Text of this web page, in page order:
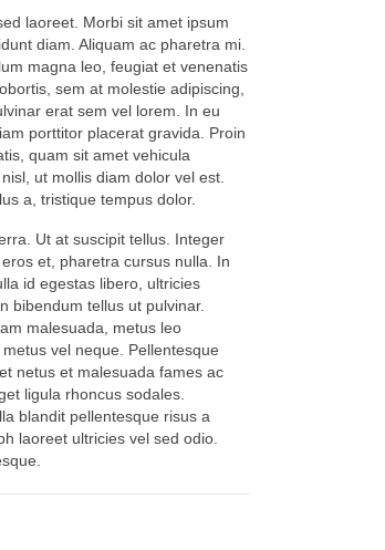
laoreet. Morbi sit amet ipsum
diam. Aliquam ac pharetra mi.
magna leo, feugiat et venenatis
sem at molestie adipiscing,
erat sem vel lorem. In eu
porttitor placerat gravida. Proin
quam sit amet vehicula
ut mollis diam dolor vel est.
a, tristique tempus dolor.
Ut at suscipit tellus. Integer
et, pharetra cursus nulla. In
id egestas libero, ultricies
bibendum tellus ut pulvinar.
malesuada, metus leo
vel neque. Pellentesque
netus et malesuada fames ac
ligula rhoncus sodales.
blandit pellentesque risus a
laoreet ultricies vel sed odio.